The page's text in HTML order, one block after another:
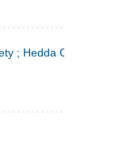
; Hedda Gabler